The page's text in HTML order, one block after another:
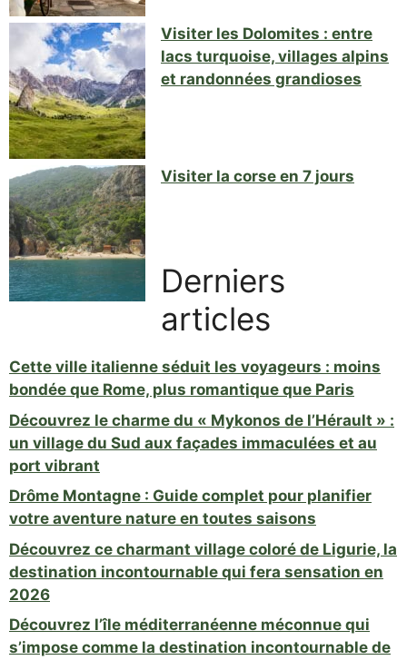
Visiter les Dolomites : entre
lacs turquoise, villages alpins
et randonnées grandioses
Visiter la corse en 7 jours
Derniers
articles
Cette ville italienne séduit les voyageurs : moins
bondée que Rome, plus romantique que Paris
Découvrez le charme du « Mykonos de l’Hérault » :
un village du Sud aux façades immaculées et au
port vibrant
Drôme Montagne : Guide complet pour planifier
votre aventure nature en toutes saisons
Découvrez ce charmant village coloré de Ligurie, la
destination incontournable qui fera sensation en
2026
Découvrez l’île méditerranéenne méconnue qui
s’impose comme la destination incontournable de